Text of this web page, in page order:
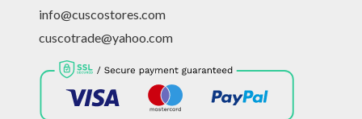
info@cuscostores.com
cuscotrade@yahoo.com